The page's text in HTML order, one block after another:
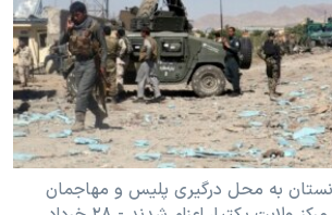
آمریکا ۲۰۲۴
به اسرائیل
به محل درگیری پلیس و مهاجمان